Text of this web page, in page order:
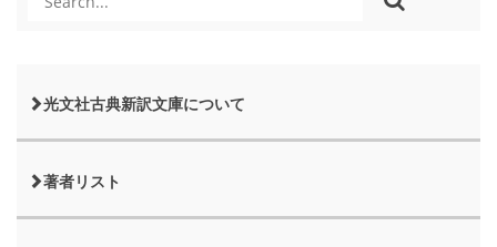
光文社古典新訳文庫について
著者リスト